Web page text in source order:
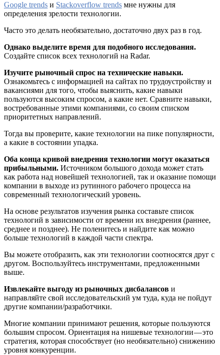
Google trends и Stackoverflow trends мне нужны для
определения зрелости технологии.
Часто это делать необязательно, достаточно двух раз в год.
Однако выделите время для подобного исследования.
Создайте список всех технологий на Radar.
Изучите рыночный спрос на технические навыки.
Ознакомьтесь с информацией на сайтах по трудоустройству и
вакансиями для того, чтобы выяснить, какие навыки
пользуются высоким спросом, а какие нет. Сравните навыки,
востребованные этими компаниями, со своим списком
приоритетных направлений.
Тогда вы проверите, какие технологии на пике популярности,
а какие в состоянии упадка.
Оба конца кривой внедрения технологии могут оказаться
прибыльными. Источником большого дохода может стать
как работа над новейшей технологией, так и оказание помощи
компании в выходе из рутинного рабочего процесса на
современный технологический уровень.
На основе результатов изучения рынка составьте список
технологий в зависимости от времени их внедрения (раннее,
среднее и позднее). Не поленитесь и найдите как можно
больше технологий в каждой части спектра.
Вы можете отобразить, как эти технологии соотносятся друг с
другом. Воспользуйтесь инструментами, предложенными
выше.
Извлекайте выгоду из рыночных дисбалансов и
направляйте свой исследовательский ум туда, куда не пойдут
другие компании/разработчики.
Многие компании принимают решения, которые пользуются
большим спросом. Ориентация на нишевые технологии — это
стратегия, которая способствует (но необязательно) снижению
уровня конкуренции.